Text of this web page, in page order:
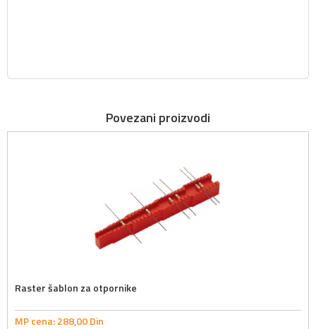
Povezani proizvodi
Raster šablon za otpornike
MP cena:288,00Din